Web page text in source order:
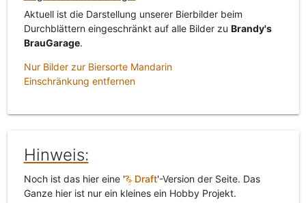
Aktuell ist die Darstellung unserer Bierbilder beim
Durchblättern eingeschränkt auf alle Bilder zu Brandy's
BrauGarage.
Nur Bilder zur Biersorte Mandarin
Einschränkung entfernen
Hinweis:
Noch ist das hier eine ' Draft'-Version der Seite. Das
Ganze hier ist nur ein kleines ein Hobby Projekt.